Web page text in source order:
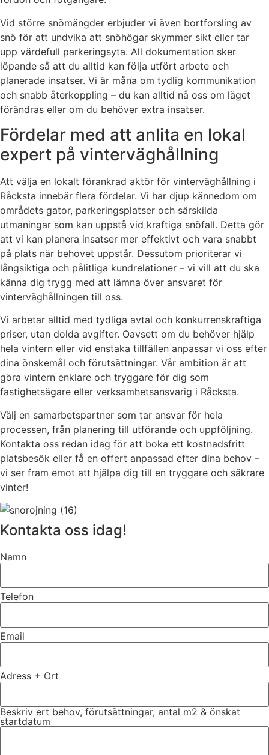
Vid större snömängder erbjuder vi även bortforsling av
snö för att undvika att snöhögar skymmer sikt eller tar
upp värdefull parkeringsyta. All dokumentation sker
löpande så att du alltid kan följa utfört arbete och
planerade insatser. Vi är måna om tydlig kommunikation
och snabb återkoppling – du kan alltid nå oss om läget
förändras eller om du behöver extra insatser.
Fördelar med att anlita en lokal
expert på vinterväghållning
Att välja en lokalt förankrad aktör för vinterväghållning i
Råcksta innebär flera fördelar. Vi har djup kännedom om
områdets gator, parkeringsplatser och särskilda
utmaningar som kan uppstå vid kraftiga snöfall. Detta gör
att vi kan planera insatser mer effektivt och vara snabbt
på plats när behovet uppstår. Dessutom prioriterar vi
långsiktiga och pålitliga kundrelationer – vi vill att du ska
känna dig trygg med att lämna över ansvaret för
vinterväghållningen till oss.
Vi arbetar alltid med tydliga avtal och konkurrenskraftiga
priser, utan dolda avgifter. Oavsett om du behöver hjälp
hela vintern eller vid enstaka tillfällen anpassar vi oss efter
dina önskemål och förutsättningar. Vår ambition är att
göra vintern enklare och tryggare för dig som
fastighetsägare eller verksamhetsansvarig i Råcksta.
Välj en samarbetspartner som tar ansvar för hela
processen, från planering till utförande och uppföljning.
Kontakta oss redan idag för att boka ett kostnadsfritt
platsbesök eller få en offert anpassad efter dina behov –
vi ser fram emot att hjälpa dig till en tryggare och säkrare
vinter!
Kontakta oss idag!
Namn
Telefon
Email
Adress + Ort
Beskriv ert behov, förutsättningar, antal m2 & önskat
startdatum